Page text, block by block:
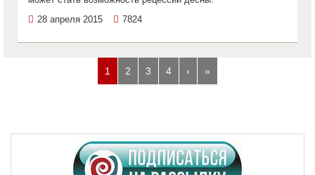
28 апреля 2015
7824
1 2 3 4 › »